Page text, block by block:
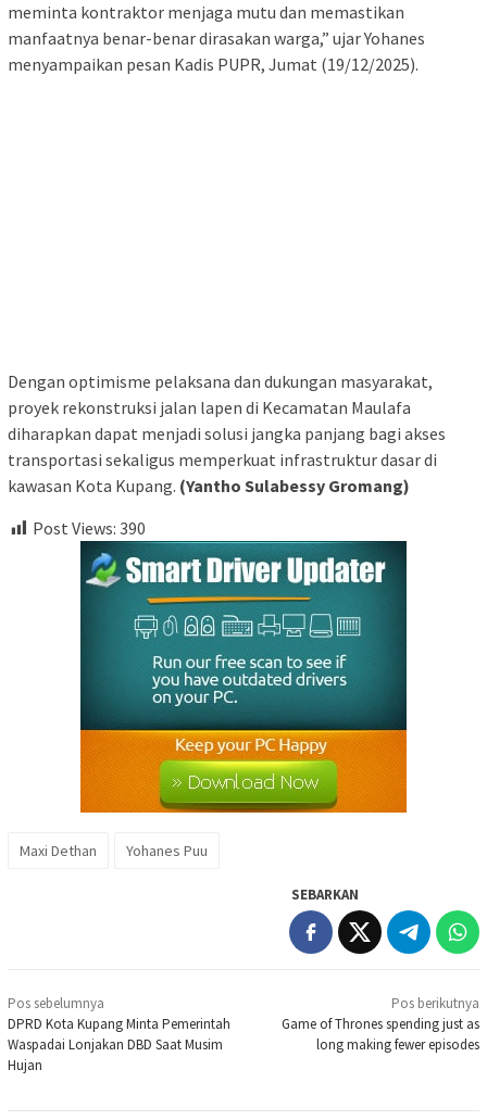
meminta kontraktor menjaga mutu dan memastikan
manfaatnya benar-benar dirasakan warga,” ujar Yohanes
menyampaikan pesan Kadis PUPR, Jumat (19/12/2025).
Dengan optimisme pelaksana dan dukungan masyarakat,
proyek rekonstruksi jalan lapen di Kecamatan Maulafa
diharapkan dapat menjadi solusi jangka panjang bagi akses
transportasi sekaligus memperkuat infrastruktur dasar di
kawasan Kota Kupang. (Yantho Sulabessy Gromang)
Post Views: 390
Maxi Dethan Yohanes Puu
SEBARKAN
Navigasi
pos
Pos sebelumnya
DPRD Kota Kupang Minta Pemerintah
Waspadai Lonjakan DBD Saat Musim
Hujan
Pos berikutnya
Game of Thrones spending just as
long making fewer episodes